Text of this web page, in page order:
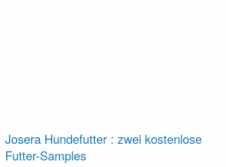
Josera Hundefutter : zwei kostenlose
Futter-Samples